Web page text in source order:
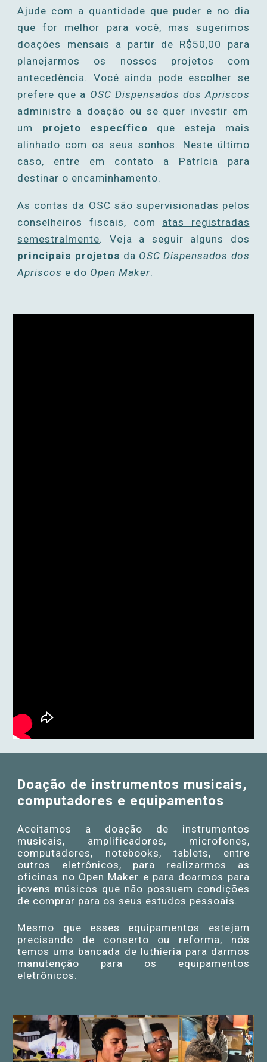
Ajude com a quantidade que puder e no dia
que for melhor para você, mas sugerimos
doações mensais a partir de R$50,00 para
planejarmos os nossos projetos com
antecedência. Você ainda pode escolher se
prefere que a OSC Dispensados dos Apriscos
administre a doação ou se quer investir em
um projeto específico que esteja mais
alinhado com os seus sonhos. Neste último
caso, entre em contato a Patrícia para
destinar o encaminhamento.
As contas da OSC são supervisionadas pelos
conselheiros fiscais, com atas registradas
semestralmente. Veja a seguir alguns dos
principais projetos da OSC Dispensados dos
Apriscos e do Open Maker.
Doação de instrumentos musicais,
computadores e equipamentos
Aceitamos a doação de instrumentos
musicais, amplificadores, microfones,
computadores, notebooks, tablets, entre
outros eletrônicos, para realizarmos as
oficinas no Open Maker e para doarmos para
jovens músicos que não possuem condições
de comprar para os seus estudos pessoais.
Mesmo que esses equipamentos estejam
precisando de conserto ou reforma, nós
temos uma bancada de luthieria para darmos
manutenção para os equipamentos
eletrônicos.